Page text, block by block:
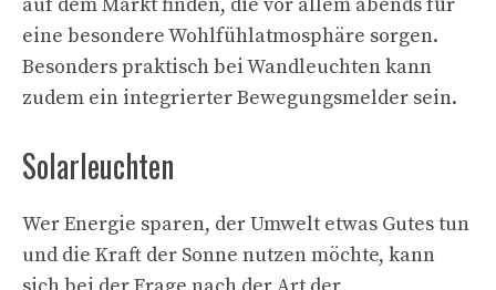
eine besondere Wohlfühlatmosphäre sorgen.
Besonders praktisch bei Wandleuchten kann
zudem ein integrierter Bewegungsmelder sein.
Solarleuchten
Wer Energie sparen, der Umwelt etwas Gutes tun
und die Kraft der Sonne nutzen möchte, kann